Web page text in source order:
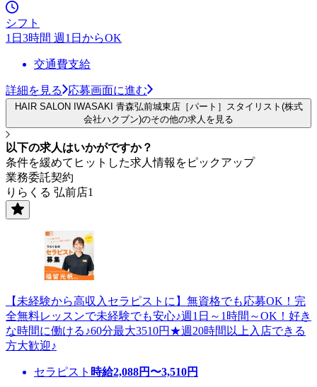
シフト
1日3時間 週1日からOK
交通費支給
詳細を見る 応募画面に進む
HAIR SALON IWASAKI 青森弘前城東店［パート］スタイリスト(株式
会社ハクブン)のその他の求人を見る
以下の求人はいかがですか？
条件を緩めてヒットした求人情報をピックアップ
業務委託契約
りらくる 弘前店1
【未経験から高収入セラピストに】無資格でも応募OK！完
全無料レッスンで未経験でも安心♪週1日～1時間～OK！好き
な時間に働ける♪60分最大3510円★週20時間以上入店できる
方大歓迎♪
セラピスト 時給2,088円〜3,510円